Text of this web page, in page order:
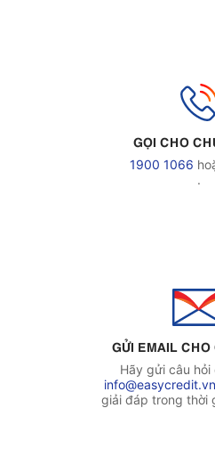
GỌI CHO
1900 1066
.
GỬI EMAIL CHO
Hãy gửi câu hỏi
info@easycredit.vn
giải đáp trong thời